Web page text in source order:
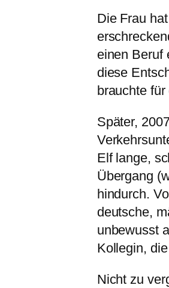
Die Frau
einen Beruf
diese
brauchte
Später,
Elf lange,
Übergang
hindurch.
deutsche,
unbewusst
Kollegin,
Nicht zu